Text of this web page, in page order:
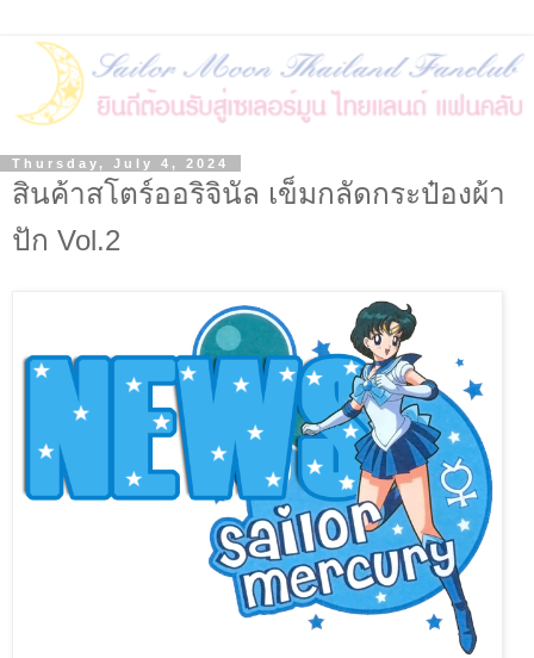
Thursday, July 4, 2024
สินค้าสโตร์ออริจินัล เข็มกลัดกระป๋องผ้า
ปัก Vol.2